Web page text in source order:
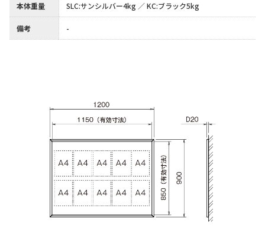
本体重量 SLC:サンシルバー4kg ／ KC:ブラック5kg
備考 -